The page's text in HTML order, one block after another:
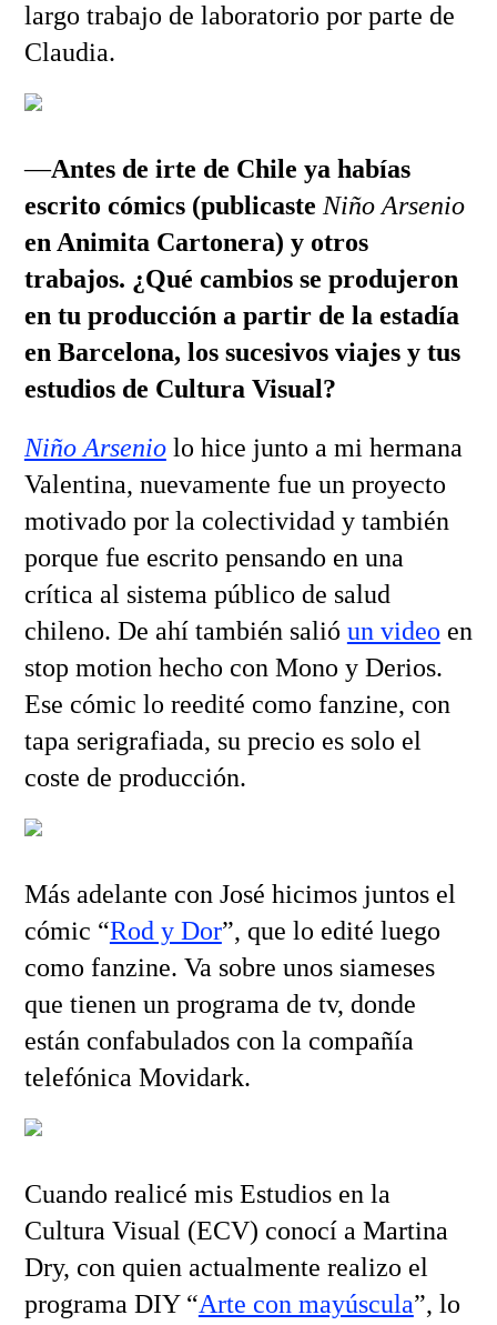
largo trabajo de laboratorio por parte de
Claudia.
—Antes de irte de Chile ya habías
escrito cómics (publicaste Niño Arsenio
en Animita Cartonera) y otros
trabajos. ¿Qué cambios se produjeron
en tu producción a partir de la estadía
en Barcelona, los sucesivos viajes y tus
estudios de Cultura Visual?
Niño Arseniolo hice junto a mi hermana
Valentina, nuevamente fue un proyecto
motivado por la colectividad y también
porque fue escrito pensando en una
crítica al sistema público de salud
chileno. De ahí también salió un video en
stop motion hecho con Mono y Derios.
Ese cómic lo reedité como fanzine, con
tapa serigrafiada, su precio es solo el
coste de producción.
Más adelante con José hicimos juntos el
cómic “Rod y Dor”, que lo edité luego
como fanzine. Va sobre unos siameses
que tienen un programa de tv, donde
están confabulados con la compañía
telefónica Movidark.
Cuando realicé mis Estudios en la
Cultura Visual (ECV) conocí a Martina
Dry, con quien actualmente realizo el
programa DIY “Arte con mayúscula”, lo